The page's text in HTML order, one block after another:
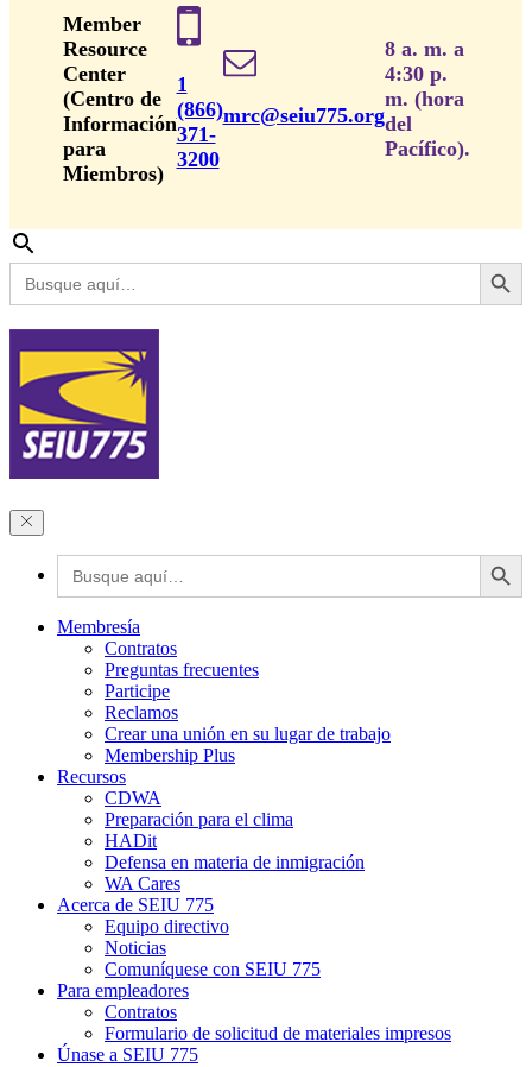
Member
Resource
Center
(Centro de
Información
para
Miembros)
1
(866)
371-
3200
mrc@seiu775.org
8 a. m. a
4:30 p.
m. (hora
del
Pacífico).
Buscar: Botón de
Buscar: Botón de
Membresía
Contratos
Preguntas frecuentes
Participe
Reclamos
Crear una unión en su lugar de trabajo
Membership Plus
Recursos
CDWA
Preparación para el clima
HADit
Defensa en materia de inmigración
WA Cares
Acerca de SEIU 775
Equipo directivo
Noticias
Comuníquese con SEIU 775
Para empleadores
Contratos
Formulario de solicitud de materiales impresos
Únase a SEIU 775